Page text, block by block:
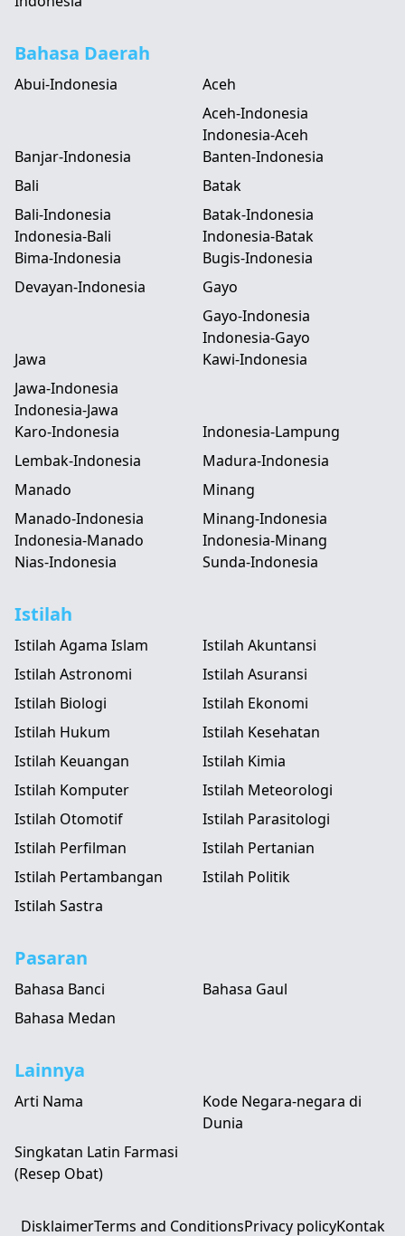
Bahasa Daerah
Abui-Indonesia
Aceh
Aceh-Indonesia
Indonesia-Aceh
Banjar-Indonesia
Banten-Indonesia
Bali
Bali-Indonesia
Indonesia-Bali
Batak
Batak-Indonesia
Indonesia-Batak
Bima-Indonesia
Bugis-Indonesia
Devayan-Indonesia
Gayo
Gayo-Indonesia
Indonesia-Gayo
Jawa
Jawa-Indonesia
Indonesia-Jawa
Kawi-Indonesia
Karo-Indonesia
Indonesia-Lampung
Lembak-Indonesia
Madura-Indonesia
Manado
Manado-Indonesia
Indonesia-Manado
Minang
Minang-Indonesia
Indonesia-Minang
Nias-Indonesia
Sunda-Indonesia
Istilah
Istilah Agama Islam
Istilah Akuntansi
Istilah Astronomi
Istilah Asuransi
Istilah Biologi
Istilah Ekonomi
Istilah Hukum
Istilah Kesehatan
Istilah Keuangan
Istilah Kimia
Istilah Komputer
Istilah Meteorologi
Istilah Otomotif
Istilah Parasitologi
Istilah Perfilman
Istilah Pertanian
Istilah Pertambangan
Istilah Politik
Istilah Sastra
Pasaran
Bahasa Banci
Bahasa Gaul
Bahasa Medan
Lainnya
Arti Nama
Kode Negara-negara di
Dunia
Singkatan Latin Farmasi
(Resep Obat)
DisklaimerTerms and ConditionsPrivacy policyKontak